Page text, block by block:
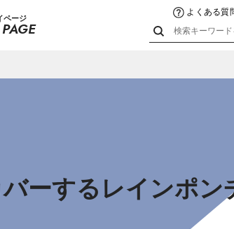
ページ
よくある質
ーするレインポン